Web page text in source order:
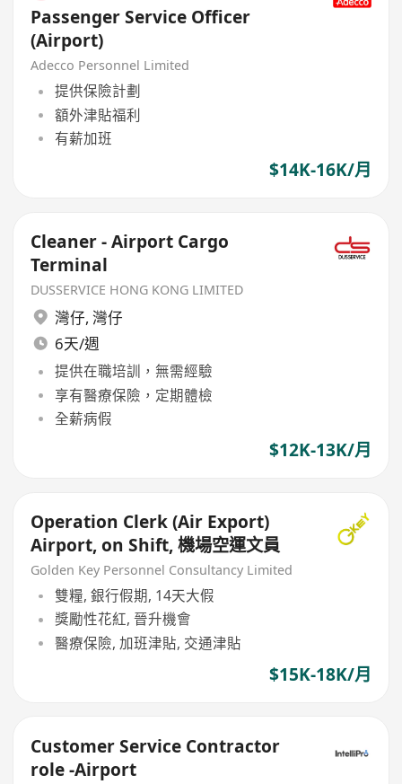
Passenger Service Officer
(Airport)
Adecco Personnel Limited
提供保險計劃
額外津貼福利
有薪加班
$14K-16K/月
Cleaner - Airport Cargo
Terminal
DUSSERVICE HONG KONG LIMITED
灣仔, 灣仔
6天/週
提供在職培訓，無需經驗
享有醫療保險，定期體檢
全薪病假
$12K-13K/月
Operation Clerk (Air Export)
Airport, on Shift, 機場空運文員
Golden Key Personnel Consultancy Limited
雙糧, 銀行假期, 14天大假
獎勵性花紅, 晉升機會
醫療保險, 加班津貼, 交通津貼
$15K-18K/月
Customer Service Contractor
role -Airport